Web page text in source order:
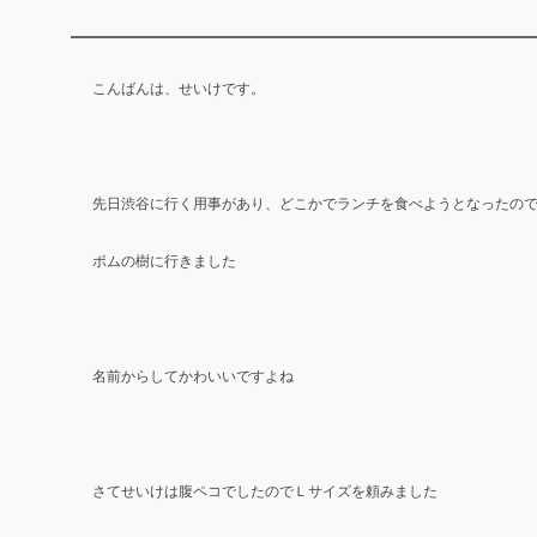
こんばんは、せいけです。
先日渋谷に行く用事があり、どこかでランチを食べようとなったの
ポムの樹に行きました
名前からしてかわいいですよね
さてせいけは腹ペコでしたのでＬサイズを頼みました